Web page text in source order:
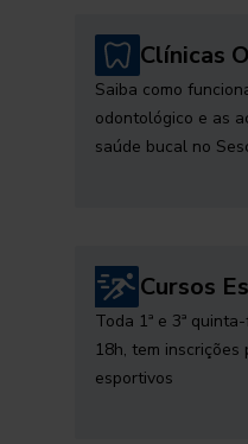
Clínicas
Saiba como
odontológico e as
saúde bucal no
Cursos
Toda 1ª e 3ª
18h, tem
esportivos